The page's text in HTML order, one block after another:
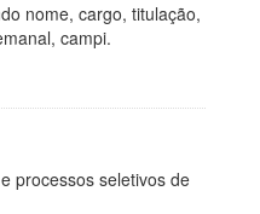
nome, cargo, titulação,
campi.
processos seletivos de